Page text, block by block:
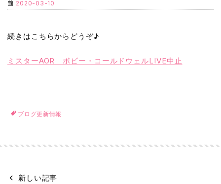
2020-03-10
続きはこちらからどうぞ♪
ミスターAOR ボビー・コールドウェルLIVE中止
ブログ更新情報
新しい記事